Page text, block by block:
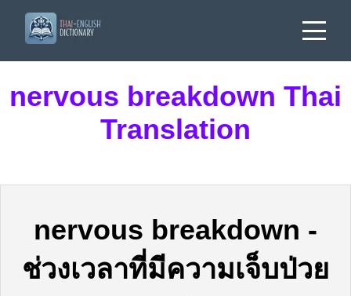
nervous breakdown Thai
Translation
nervous breakdown -
ช่วงเวลาที่มีความเจ็บป่วย